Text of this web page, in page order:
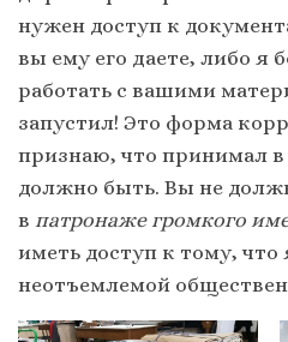
нужен доступ к
вы ему его даете, либо я
работать с вашими
запустил! Это форма
признаю, что принимал в
должно быть. Вы не
в патронаже громкого
иметь доступ к тому, что
неотъемлемой